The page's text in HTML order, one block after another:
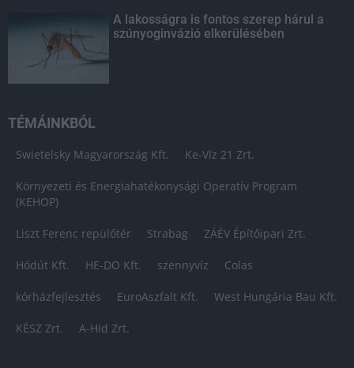
A lakosságra is fontos szerep hárul a
szúnyoginvázió elkerülésében
TÉMÁINKBÓL
Swietelsky Magyarország Kft. Ke-Víz 21 Zrt.
Környezeti és Energiahatékonysági Operatív Program
(KEHOP)
Liszt Ferenc repülőtér Strabag ZÁÉV Építőipari Zrt.
Hódút Kft. HE-DO Kft. szennyvíz Colas
kórházfejlesztés EuroAszfalt Kft. West Hungária Bau Kft.
KÉSZ Zrt. A-Híd Zrt.